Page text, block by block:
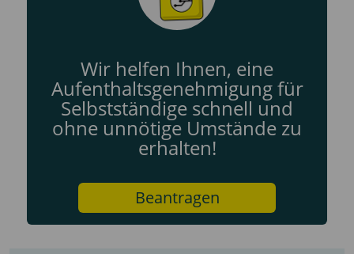
Wir helfen Ihnen, eine
Aufenthaltsgenehmigung für
Selbstständige schnell und
ohne unnötige Umstände zu
erhalten!
Beantragen